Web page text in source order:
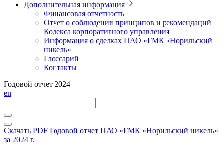
Дополнительная информация
Финансовая отчетность
Отчет о соблюдении принципов и рекомендаций
Кодекса корпоративного управления
Информация о сделках ПАО «ГМК «Норильский
никель»
Глоссарий
Контакты
Годовой отчет 2024
en
Скачать PDF Годовой отчет ПАО «ГМК «Норильский никель»
за 2024 г.